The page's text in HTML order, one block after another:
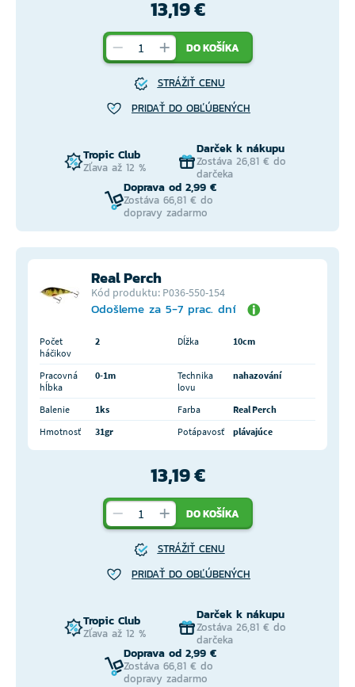
13,19 €
DO KOŠÍKA
STRÁŽIŤ CENU
PRIDAŤ DO OBĽÚBENÝCH
Tropic Club
Zľava až 12 %
Darček k nákupu
Zostáva 26,81 € do
darčeka
Doprava od 2,99 €
Zostáva 66,81 € do
dopravy zadarmo
Real Perch
Kód produktu: P036-550-154
Odošleme za 5-7 prac. dní
Počet
háčikov
2 Dĺžka 10cm
Pracovná
hĺbka
0-1m
Technika
lovu
nahazování
Balenie 1ks Farba
Real Perch
Hmotnosť
31gr Potápavosť plávajúce
13,19 €
DO KOŠÍKA
STRÁŽIŤ CENU
PRIDAŤ DO OBĽÚBENÝCH
Tropic Club
Zľava až 12 %
Darček k nákupu
Zostáva 26,81 € do
darčeka
Doprava od 2,99 €
Zostáva 66,81 € do
dopravy zadarmo